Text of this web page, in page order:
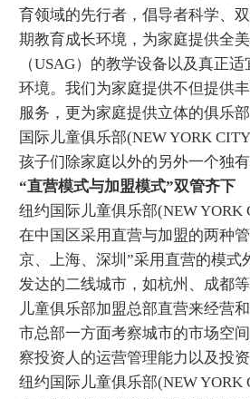
育领域的先行者，倡导者科学、
期教育成长环境，为家庭提供全
（USAG）的教学设备以及真正
环境。我们为家庭提供不但提供
服务，更为家庭提供立体的俱乐
国际儿童俱乐部(NEW YORK
孩子们除家庭以外的另外一个独有
“直营模式与加盟模式”双管齐下
纽约国际儿童俱乐部(NEW YORK
在中国区采用直营与加盟的两种
京、上海、深圳”采用直营的模式
发达的二线城市，如杭州、成都
儿童俱乐部加盟总部直营来经营
市总部一方面考察城市的市场空
察投资人的运营管理能力以及投资
纽约国际儿童俱乐部(NEW YORK